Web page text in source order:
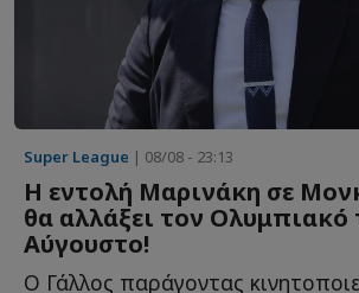
Super League | 08/08 - 23:13
Η εντολή Μαρινάκη σε
θα αλλάξει τον Ολυμπιακό
Αύγουστο!
Ο Γάλλος παράγοντας